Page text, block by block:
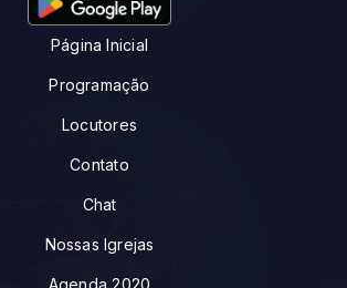
Página Inicial
Programação
Locutores
Contato
Chat
Nossas Igrejas
Agenda 2020